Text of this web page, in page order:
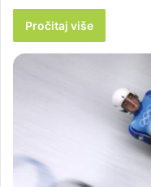
Pročitaj više